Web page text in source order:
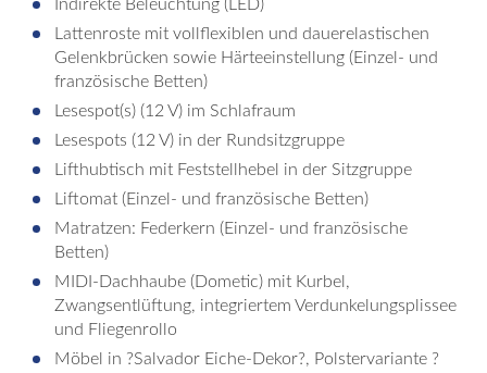
Indirekte Beleuchtung (LED)
Lattenroste mit vollflexiblen und dauerelastischen
Gelenkbrücken sowie Härteeinstellung (Einzel- und
französische Betten)
Lesespot(s) (12 V) im Schlafraum
Lesespots (12 V) in der Rundsitzgruppe
Lifthubtisch mit Feststellhebel in der Sitzgruppe
Liftomat (Einzel- und französische Betten)
Matratzen: Federkern (Einzel- und französische
Betten)
MIDI-Dachhaube (Dometic) mit Kurbel,
Zwangsentlüftung, integriertem Verdunkelungsplissee
und Fliegenrollo
Möbel in ?Salvador Eiche-Dekor?, Polstervariante ?